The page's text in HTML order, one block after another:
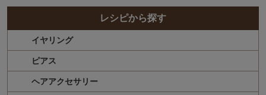
レシピから探す
イヤリング
ピアス
ヘアアクセサリー